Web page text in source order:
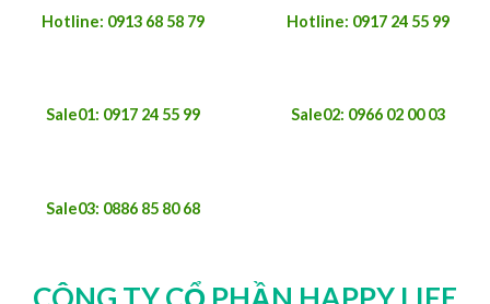
Hotline: 0913 68 58 79 Hotline: 0917 24 55 99
Sale01: 0917 24 55 99 Sale02: 0966 02 00 03
Sale03: 0886 85 80 68
CÔNG TY CỔ PHẦN HAPPY LIFE